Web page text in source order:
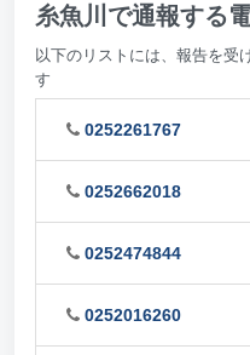
糸魚川で通報する
以下のリストには、報告を受
す
0252261767
0252662018
0252474844
0252016260